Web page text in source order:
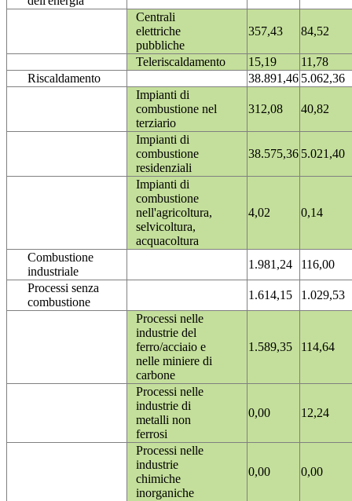
Centrali
elettriche
pubbliche
357,43 84,52
Teleriscaldamento 15,19
11,78
Riscaldamento
38.891,46 5.062,36
Impianti di
combustione nel
terziario
312,08 40,82
Impianti di
combustione
residenziali
38.575,36 5.021,40
Impianti di
combustione
nell'agricoltura,
selvicoltura,
acquacoltura
4,02 0,14
Combustione
industriale
1.981,24
116,00
Processi senza
combustione
1.614,15
1.029,53
Processi nelle
industrie del
ferro/acciaio e
nelle miniere di
carbone
1.589,35 114,64
Processi nelle
industrie di
metalli non
ferrosi
0,00 12,24
Processi nelle
industrie
chimiche
inorganiche
0,00 0,00